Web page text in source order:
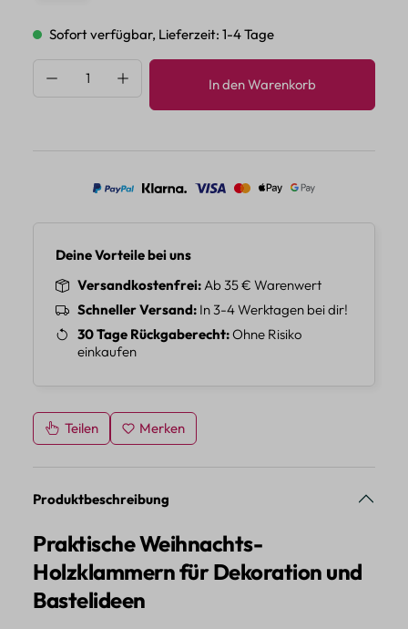
Sofort verfügbar, Lieferzeit: 1-4 Tage
Produkt Anzahl: Gib den gewünschten
In den Warenkorb
Deine Vorteile bei uns
Versandkostenfrei Ab 35 € Warenwert
Schneller Versand In 3-4 Werktagen bei dir!
30 Tage Rückgaberecht Ohne Risiko
einkaufen
Teilen Merken
Produktbeschreibung
Praktische Weihnachts-
Holzklammern für Dekoration und
Bastelideen